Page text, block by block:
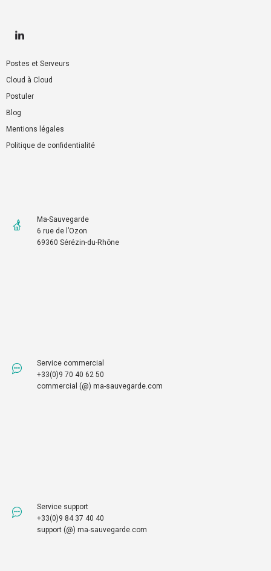
Postes et Serveurs
Cloud à Cloud
Postuler
Blog
Mentions légales
Politique de confidentialité
Ma-Sauvegarde
6 rue de l’Ozon
69360 Sérézin-du-Rhône
Service commercial
+33(0)9 70 40 62 50
commercial (@) ma-sauvegarde.com
Service support
+33(0)9 84 37 40 40
support (@) ma-sauvegarde.com